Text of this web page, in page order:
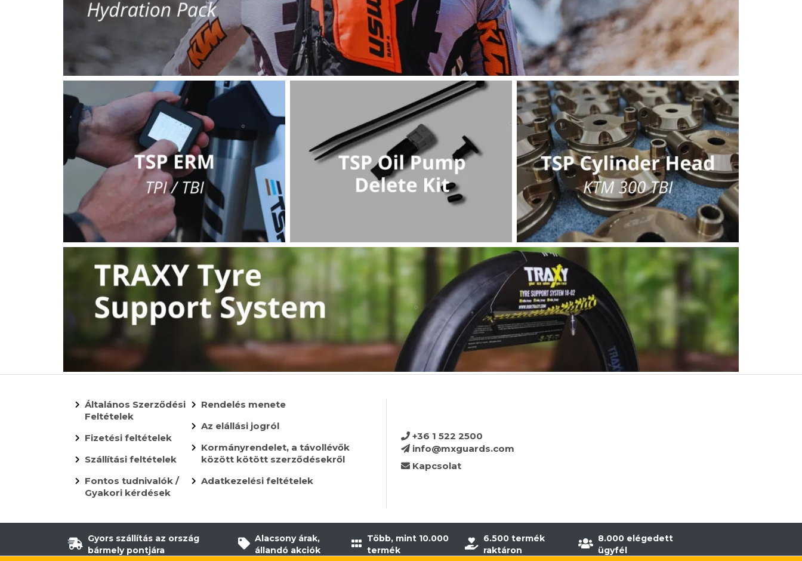
Általános Szerződési
Feltételek
Fizetési feltételek
Szállítási feltételek
Fontos tudnivalók /
Gyakori kérdések
Rendelés menete
Az elállási jogról
Kormányrendelet, a távollévők
között kötött szerződésekről
Adatkezelési feltételek
+36 1 522 2500
info@mxguards.com
Kapcsolat
Gyors szállítás az ország
bármely pontjára
Alacsony árak,
állandó akciók
Több, mint 10.000
termék
6.500 termék
raktáron
8.000 elégedett
ügyfél